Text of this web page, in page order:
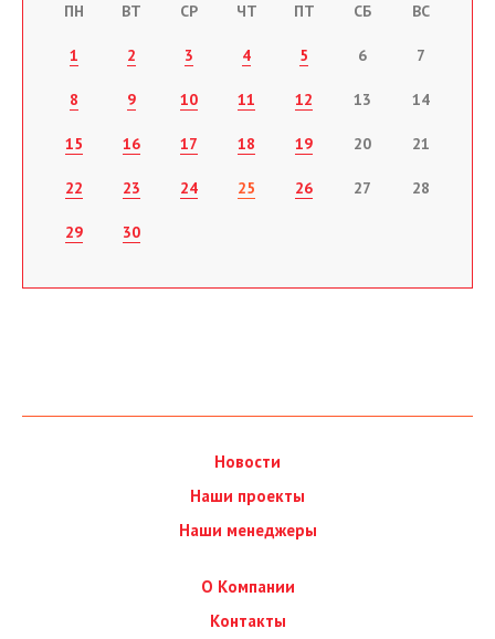
ПН ВТ СР ЧТ ПТ СБ ВС
1 2 3 4 5 6 7
8 9 10 11 12 13 14
15 16 17 18 19 20 21
22 23 24 25 26 27 28
29 30
Новости
Наши проекты
Наши менеджеры
О Компании
Контакты